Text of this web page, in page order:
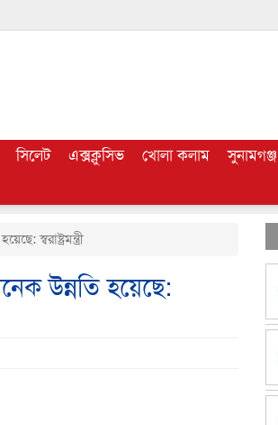
সিলেট এক্সক্লুসিভ খোলা কলাম সুনামগঞ্জ
স্বরাষ্ট্রমন্ত্রী
উন্নতি হয়েছে: